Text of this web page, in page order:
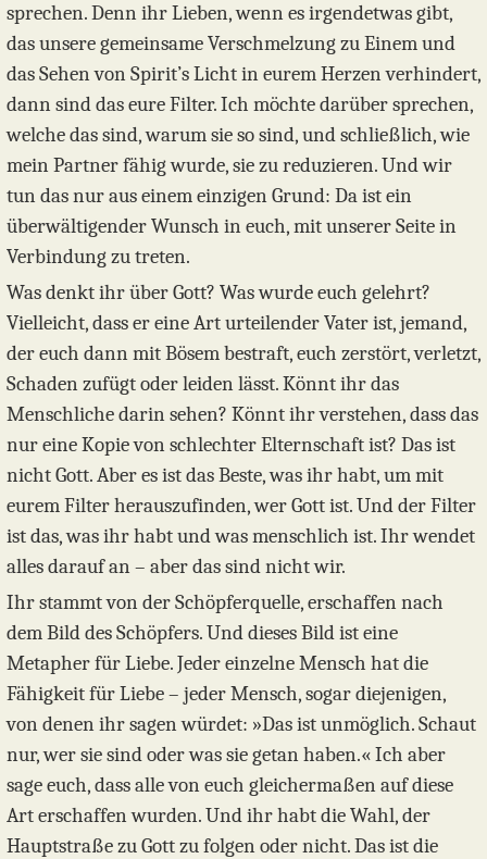
sprechen. Denn ihr Lieben, wenn es irgendetwas gibt,
das unsere gemeinsame Verschmelzung zu Einem und
das Sehen von Spirit’s Licht in eurem Herzen verhindert,
dann sind das eure Filter. Ich möchte darüber sprechen,
welche das sind, warum sie so sind, und schließlich, wie
mein Partner fähig wurde, sie zu reduzieren. Und wir
tun das nur aus einem einzigen Grund: Da ist ein
überwältigender Wunsch in euch, mit unserer Seite in
Verbindung zu treten.
Was denkt ihr über Gott? Was wurde euch gelehrt?
Vielleicht, dass er eine Art urteilender Vater ist, jemand,
der euch dann mit Bösem bestraft, euch zerstört, verletzt,
Schaden zufügt oder leiden lässt. Könnt ihr das
Menschliche darin sehen? Könnt ihr verstehen, dass das
nur eine Kopie von schlechter Elternschaft ist? Das ist
nicht Gott. Aber es ist das Beste, was ihr habt, um mit
eurem Filter herauszufinden, wer Gott ist. Und der Filter
ist das, was ihr habt und was menschlich ist. Ihr wendet
alles darauf an – aber das sind nicht wir.
Ihr stammt von der Schöpferquelle, erschaffen nach
dem Bild des Schöpfers. Und dieses Bild ist eine
Metapher für Liebe. Jeder einzelne Mensch hat die
Fähigkeit für Liebe – jeder Mensch, sogar diejenigen,
von denen ihr sagen würdet: »Das ist unmöglich. Schaut
nur, wer sie sind oder was sie getan haben.« Ich aber
sage euch, dass alle von euch gleichermaßen auf diese
Art erschaffen wurden. Und ihr habt die Wahl, der
Hauptstraße zu Gott zu folgen oder nicht. Das ist die